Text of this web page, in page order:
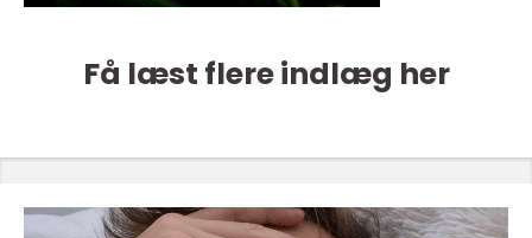
Få læst flere indlæg her